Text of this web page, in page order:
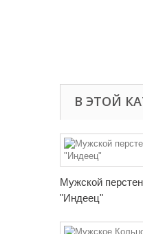
В ЭТОЙ
Мужской
"Индеец"